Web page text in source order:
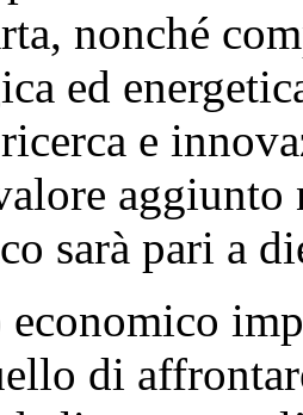
nonché
ed
e
aggiunto
sarà pari a
economico
di